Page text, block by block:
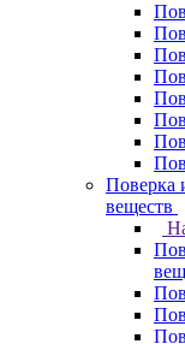
Поверка
веществ